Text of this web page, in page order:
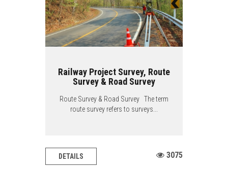
Railway Project Survey, Route
Survey & Road Survey
Route Survey & Road Survey The term
route survey refers to surveys...
DETAILS 3075